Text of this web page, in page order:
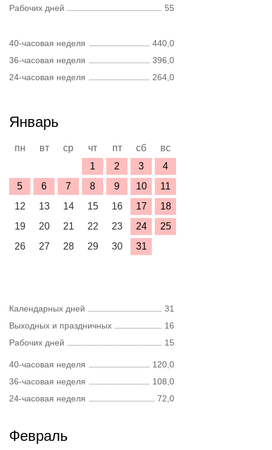
Рабочих дней
55
40-часовая неделя
440,0
36-часовая неделя
396,0
24-часовая неделя
264,0
Январь
пн вт ср чт пт сб
вс
1
2 3
4
5
6 7 8 9 10
11
12
13 14 15 16 17
18
19
20 21 22 23 24
25
26
27 28 29 30 31
Календарных дней
31
Выходных и праздничных
16
Рабочих дней
15
40-часовая неделя
120,0
36-часовая неделя
108,0
24-часовая неделя
72,0
Февраль